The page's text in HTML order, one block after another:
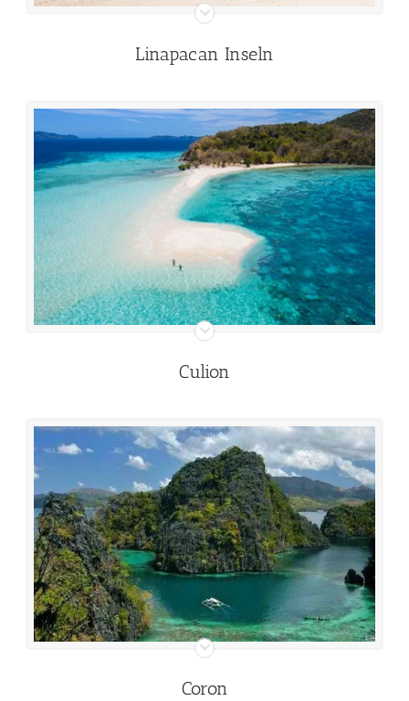
Linapacan Inseln
Culion
Coron